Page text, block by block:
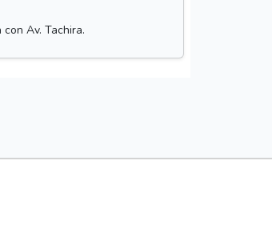
Av. Tachira.